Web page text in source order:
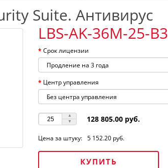
Suite. Антивирус
LBS-AK-36M-25-B3
Срок лицензии
Центр управления
128 805.00 руб.
Цена за штуку: 5 152.20 руб.
КУПИТЬ